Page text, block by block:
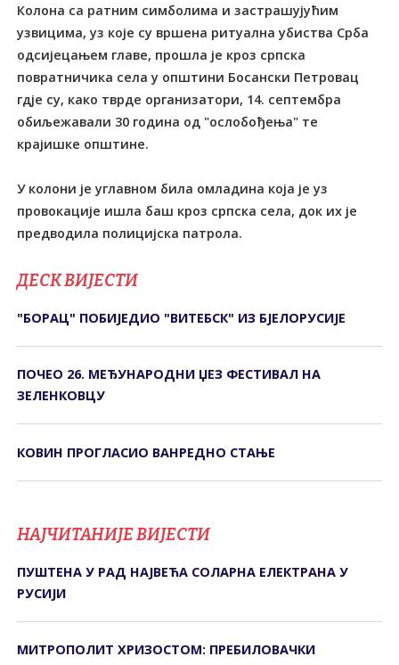
Колона са ратним симболима и застрашујућим
узвицима, уз које су вршена ритуална убиства Срба
одсијецањем главе, прошла је кроз српска
повратничика села у општини Босански Петровац
гдје су, како тврде организатори, 14. септембра
обиљежавали 30 година од "ослобођења" те
крајишке општине.
У колони је углавном била омладина која је уз
провокације ишла баш кроз српска села, док их је
предводила полицијска патрола.
ДЕСК ВИЈЕСТИ
"БОРАЦ" ПОБИЈЕДИО "ВИТЕБСК" ИЗ БЈЕЛОРУСИЈЕ
ПОЧЕО 26. МЕЂУНАРОДНИ ЏЕЗ ФЕСТИВАЛ НА
ЗЕЛЕНКОВЦУ
КОВИН ПРОГЛАСИО ВАНРЕДНО СТАЊЕ
НАЈЧИТАНИЈЕ ВИЈЕСТИ
ПУШТЕНА У РАД НАЈВЕЋА СОЛАРНА ЕЛЕКТРАНА У
РУСИЈИ
МИТРОПОЛИТ ХРИЗОСТОМ: ПРЕБИЛОВАЧКИ